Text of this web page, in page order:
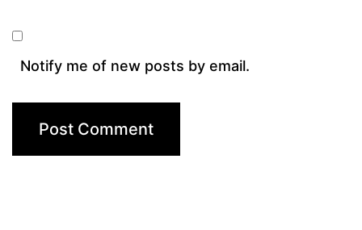
Notify me of new posts by email.